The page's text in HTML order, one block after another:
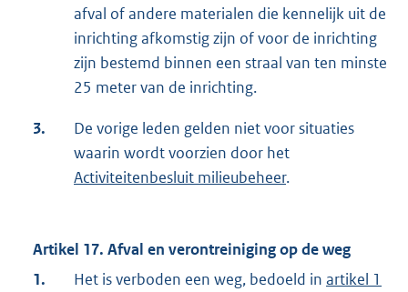
afval of andere materialen die kennelijk uit de
inrichting afkomstig zijn of voor de inrichting
zijn bestemd binnen een straal van ten minste
25 meter van de inrichting.
3.
De vorige leden gelden niet voor situaties
waarin wordt voorzien door het
Activiteitenbesluit milieubeheer.
Artikel 17. Afval en verontreiniging op de weg
1.
Het is verboden een weg, bedoeld in artikel 1